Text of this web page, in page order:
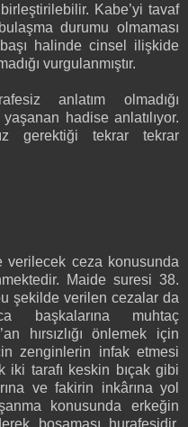
birleştirilebilir. Kabe’yi tavaf
durumu olmaması
halinde cinsel ilişkide
vurgulanmıştır.
anlatım olmadığı
hadise anlatılıyor.
gerektiği tekrar tekrar
verilecek ceza konusunda
Maide suresi 38.
şekilde verilen cezalar da
başkalarına muhtaç
hırsızlığı önlemek için
zenginlerin infak etmesi
iki tarafı keskin bıçak gibi
ve fakirin inkârına yol
konusunda erkeğin
boşaması hurafesidir.